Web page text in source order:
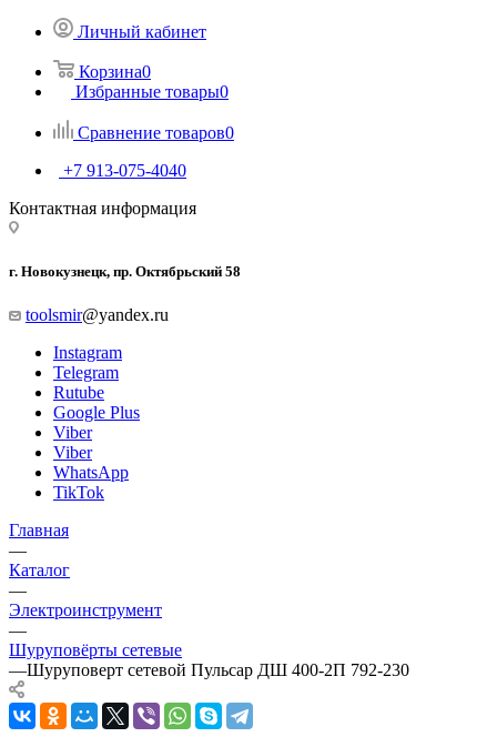
Личный кабинет
Корзина0
Избранные товары0
Сравнение товаров0
+7 913-075-4040
Контактная информация
г. Новокузнецк, пр. Октябрьский 58
toolsmir@yandex.ru
Instagram
Telegram
Rutube
Google Plus
Viber
Viber
WhatsApp
TikTok
Главная
—
Каталог
—
Электроинструмент
—
Шуруповёрты сетевые
—Шуруповерт сетевой Пульсар ДШ 400-2П 792-230